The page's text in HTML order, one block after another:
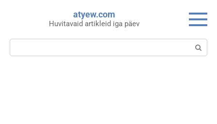
atyew.com
Huvitavaid artikleid iga päev
Search: